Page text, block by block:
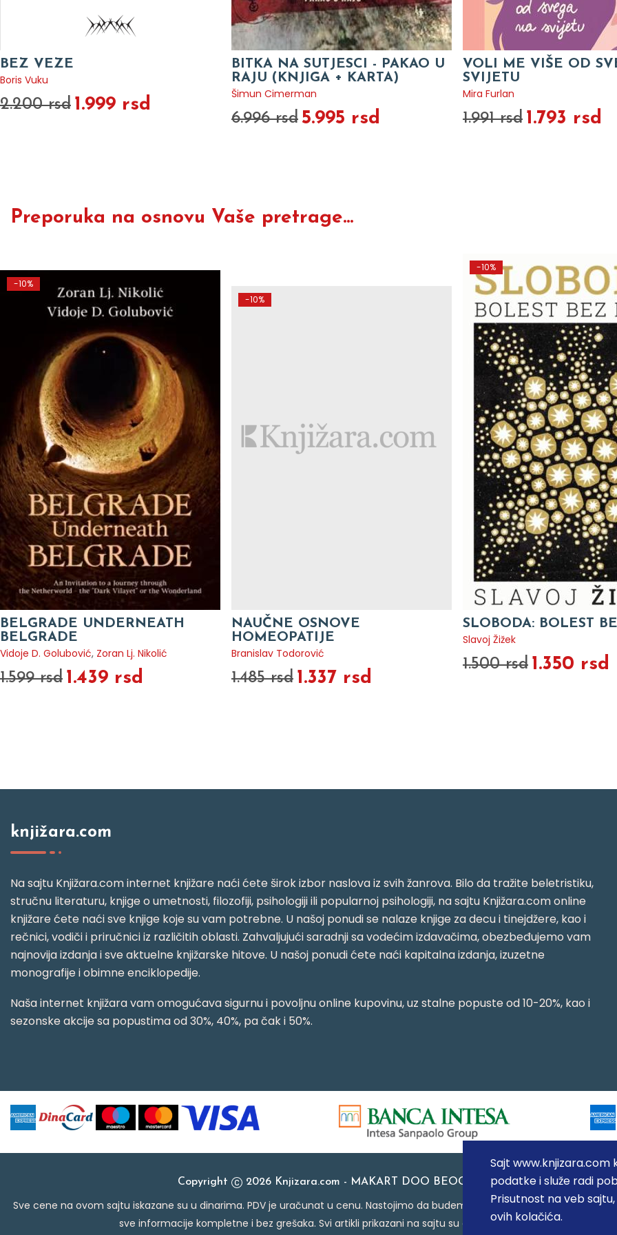
Sajt www.knjizara.com
podatke i služe radi
Prisutnost na veb
ovih kolačića.
BEZ VEZE
Boris Vuku
2.200 rsd 1.999 rsd
BITKA NA SUTJESCI - PAKAO U
RAJU (KNJIGA + KARTA)
Šimun Cimerman
6.996 rsd 5.995 rsd
VOLI ME VIŠE OD
SVIJETU
Mira Furlan
1.991 rsd 1.793 rsd
Preporuka na osnovu Vaše pretrage...
-10%
BELGRADE UNDERNEATH
BELGRADE
Vidoje D. Golubović, Zoran Lj. Nikolić
1.599 rsd 1.439 rsd
-10%
NAUČNE OSNOVE
HOMEOPATIJE
Branislav Todorović
1.485 rsd 1.337 rsd
-10%
SLOBODA: BOLEST
Slavoj Žižek
1.500 rsd 1.350 rsd
knjižara.com
Na sajtu Knjižara.com internet knjižare naći ćete širok izbor naslova iz svih žanrova. Bilo da tražite beletristiku,
stručnu literaturu, knjige o umetnosti, filozofiji, psihologiji ili popularnoj psihologiji, na sajtu Knjižara.com online
knjižare ćete naći sve knjige koje su vam potrebne. U našoj ponudi se nalaze knjige za decu i tinejdžere, kao i
rečnici, vodiči i priručnici iz različitih oblasti. Zahvaljujući saradnji sa vodećim izdavačima, obezbeđujemo vam
najnovija izdanja i sve aktuelne knjižarske hitove. U našoj ponudi ćete naći kapitalna izdanja, izuzetne
monografije i obimne enciklopedije.
Naša internet knjižara vam omogućava sigurnu i povoljnu online kupovinu, uz stalne popuste od 10-20%, kao i
sezonske akcije sa popustima od 30%, 40%, pa čak i 50%.
Copyright 2026 Knjizara.com - MAKART DOO BEOGRAD (NOVI BEOGRAD), PIB:
Sve cene na ovom sajtu iskazane su u dinarima. PDV je uračunat u cenu. Nastojimo da budemo što precizniji u opisu
sve informacije kompletne i bez grešaka. Svi artikli prikazani na sajtu su deo naše ponude i ne